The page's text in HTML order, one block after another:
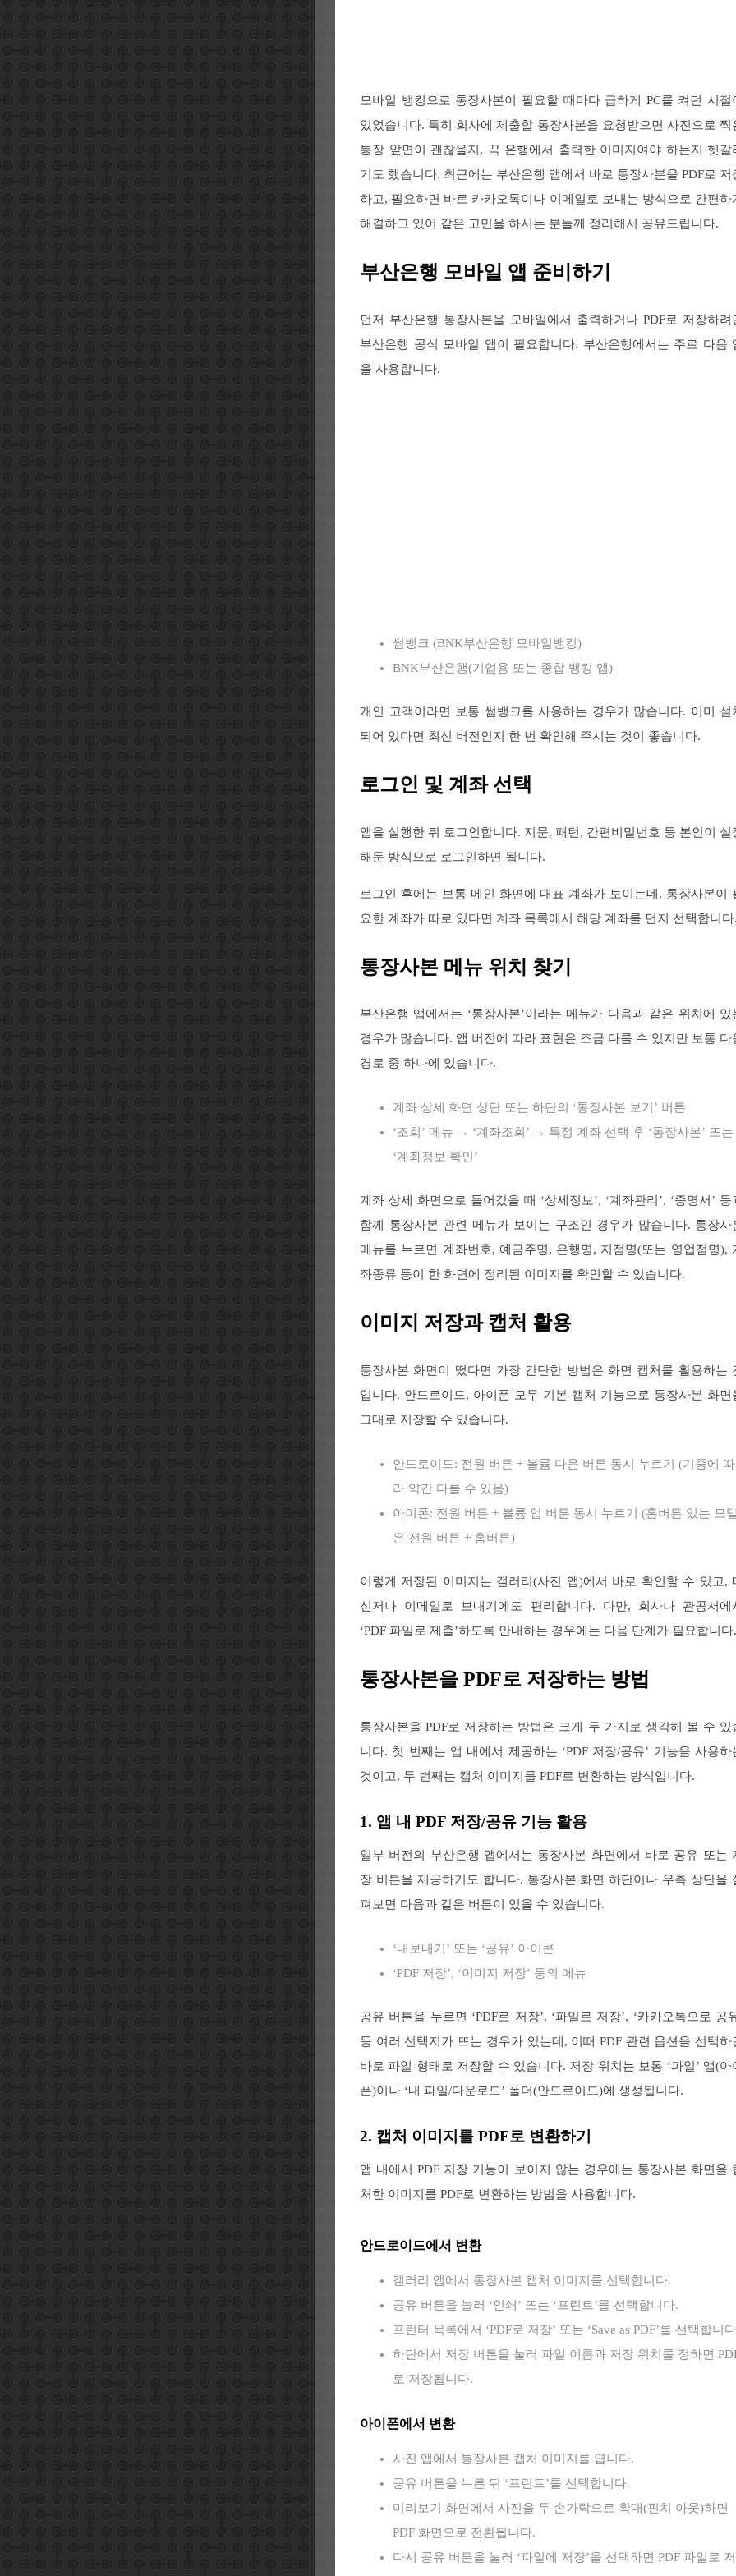
모바일 뱅킹으로 통장사본이 필요할 때마다 급하게 PC를 켜던 시절
있었습니다. 특히 회사에 제출할 통장사본을 요청받으면 사진으로 찍
통장 앞면이 괜찮을지, 꼭 은행에서 출력한 이미지여야 하는지 헷갈
기도 했습니다. 최근에는 부산은행 앱에서 바로 통장사본을 PDF로 저
하고, 필요하면 바로 카카오톡이나 이메일로 보내는 방식으로 간편하
해결하고 있어 같은 고민을 하시는 분들께 정리해서 공유드립니다.
부산은행 모바일 앱 준비하기
먼저 부산은행 통장사본을 모바일에서 출력하거나 PDF로 저장하려
부산은행 공식 모바일 앱이 필요합니다. 부산은행에서는 주로 다음
을 사용합니다.
썸뱅크 (BNK부산은행 모바일뱅킹)
BNK부산은행(기업용 또는 종합 뱅킹 앱)
개인 고객이라면 보통 썸뱅크를 사용하는 경우가 많습니다. 이미 설
되어 있다면 최신 버전인지 한 번 확인해 주시는 것이 좋습니다.
로그인 및 계좌 선택
앱을 실행한 뒤 로그인합니다. 지문, 패턴, 간편비밀번호 등 본인이 설
해둔 방식으로 로그인하면 됩니다.
로그인 후에는 보통 메인 화면에 대표 계좌가 보이는데, 통장사본이
요한 계좌가 따로 있다면 계좌 목록에서 해당 계좌를 먼저 선택합니
통장사본 메뉴 위치 찾기
부산은행 앱에서는 ‘통장사본’이라는 메뉴가 다음과 같은 위치에 있
경우가 많습니다. 앱 버전에 따라 표현은 조금 다를 수 있지만 보통 다
경로 중 하나에 있습니다.
계좌 상세 화면 상단 또는 하단의 ‘통장사본 보기’ 버튼
‘조회’ 메뉴 → ‘계좌조회’ → 특정 계좌 선택 후 ‘통장사본’ 또는
‘계좌정보 확인’
계좌 상세 화면으로 들어갔을 때 ‘상세정보’, ‘계좌관리’, ‘증명서’ 등
함께 통장사본 관련 메뉴가 보이는 구조인 경우가 많습니다. 통장사
메뉴를 누르면 계좌번호, 예금주명, 은행명, 지점명(또는 영업점명),
좌종류 등이 한 화면에 정리된 이미지를 확인할 수 있습니다.
이미지 저장과 캡처 활용
통장사본 화면이 떴다면 가장 간단한 방법은 화면 캡처를 활용하는
입니다. 안드로이드, 아이폰 모두 기본 캡처 기능으로 통장사본 화면
그대로 저장할 수 있습니다.
안드로이드: 전원 버튼 + 볼륨 다운 버튼 동시 누르기 (기종에 따
라 약간 다를 수 있음)
아이폰: 전원 버튼 + 볼륨 업 버튼 동시 누르기 (홈버튼 있는 모
은 전원 버튼 + 홈버튼)
이렇게 저장된 이미지는 갤러리(사진 앱)에서 바로 확인할 수 있고,
신저나 이메일로 보내기에도 편리합니다. 다만, 회사나 관공서에
‘PDF 파일로 제출’하도록 안내하는 경우에는 다음 단계가 필요합니다.
통장사본을 PDF로 저장하는 방법
통장사본을 PDF로 저장하는 방법은 크게 두 가지로 생각해 볼 수 있
니다. 첫 번째는 앱 내에서 제공하는 ‘PDF 저장/공유’ 기능을 사용하
것이고, 두 번째는 캡처 이미지를 PDF로 변환하는 방식입니다.
1. 앱 내 PDF 저장/공유 기능 활용
일부 버전의 부산은행 앱에서는 통장사본 화면에서 바로 공유 또는
장 버튼을 제공하기도 합니다. 통장사본 화면 하단이나 우측 상단을
펴보면 다음과 같은 버튼이 있을 수 있습니다.
‘내보내기’ 또는 ‘공유’ 아이콘
‘PDF 저장’, ‘이미지 저장’ 등의 메뉴
공유 버튼을 누르면 ‘PDF로 저장’, ‘파일로 저장’, ‘카카오톡으로 공
등 여러 선택지가 뜨는 경우가 있는데, 이때 PDF 관련 옵션을 선택하
바로 파일 형태로 저장할 수 있습니다. 저장 위치는 보통 ‘파일’ 앱(아
폰)이나 ‘내 파일/다운로드’ 폴더(안드로이드)에 생성됩니다.
2. 캡처 이미지를 PDF로 변환하기
앱 내에서 PDF 저장 기능이 보이지 않는 경우에는 통장사본 화면을
처한 이미지를 PDF로 변환하는 방법을 사용합니다.
안드로이드에서 변환
갤러리 앱에서 통장사본 캡처 이미지를 선택합니다.
공유 버튼을 눌러 ‘인쇄’ 또는 ‘프린트’를 선택합니다.
프린터 목록에서 ‘PDF로 저장’ 또는 ‘Save as PDF’를 선택합니
하단에서 저장 버튼을 눌러 파일 이름과 저장 위치를 정하면
로 저장됩니다.
아이폰에서 변환
사진 앱에서 통장사본 캡처 이미지를 엽니다.
공유 버튼을 누른 뒤 ‘프린트’를 선택합니다.
미리보기 화면에서 사진을 두 손가락으로 확대(핀치 아웃)하면
PDF 화면으로 전환됩니다.
다시 공유 버튼을 눌러 ‘파일에 저장’을 선택하면 PDF 파일로 저